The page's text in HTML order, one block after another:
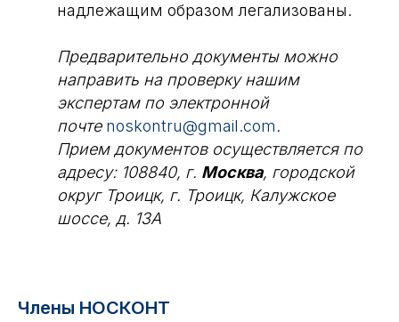
надлежащим образом легализованы.
Предварительно документы можно
направить на проверку нашим
экспертам по электронной
почте noskontru@gmail.com.
Прием документов осуществляется по
адресу: 108840, г. Москва, городской
округ Троицк, г. Троицк, Калужское
шоссе, д. 13А
Члены НОСКОНТ